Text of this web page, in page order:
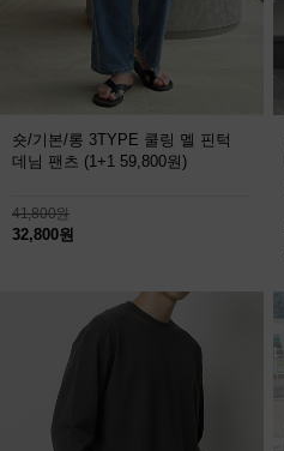
숏/기본/롱 3TYPE 쿨링 멜 핀턱
데님 팬츠 (1+1 59,800원)
41,800원
32,800원